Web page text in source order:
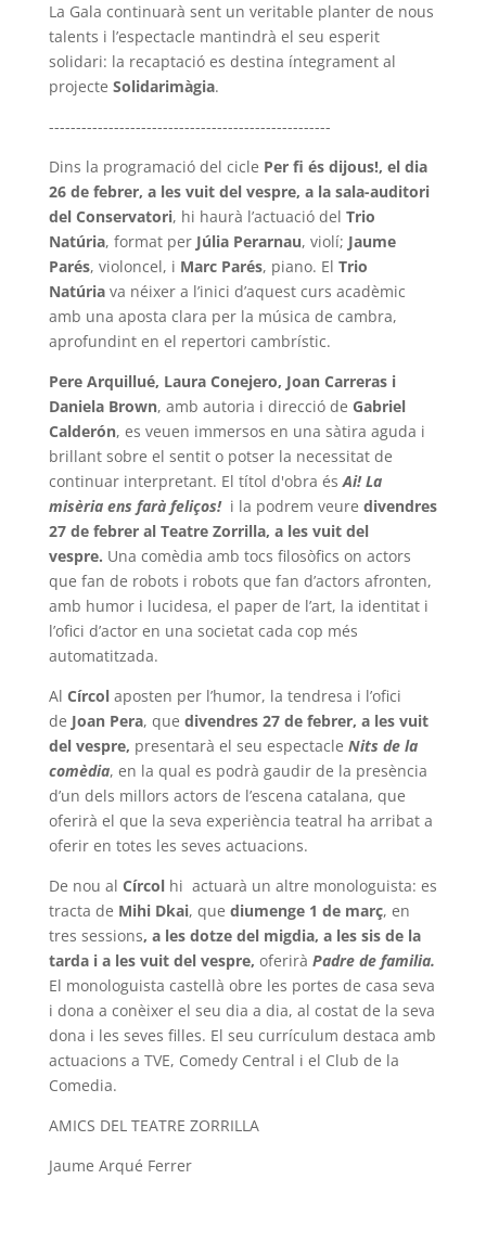
La Gala continuarà sent un veritable planter de nous
talents i l’espectacle mantindrà el seu esperit
solidari: la recaptació es destina íntegrament al
projecte Solidarimàgia.
----------------------------------------------------
Dins la programació del cicle Per fi és dijous!, el dia
26 de febrer, a les vuit del vespre, a la sala-auditori
del Conservatori, hi haurà l’actuació del Trio
Natúria, format perJúlia Perarnau, violí; Jaume
Parés, violoncel, i Marc Parés, piano. El Trio
Natúria va néixer a l’inici d’aquest curs acadèmic
amb una aposta clara per la música de cambra,
aprofundint en el repertori cambrístic.
Pere Arquillué, Laura Conejero, Joan Carreras i
Daniela Brown, amb autoria i direcció de Gabriel
Calderón, es veuen immersos en una sàtira aguda i
brillant sobre el sentit o potser la necessitat de
continuar interpretant. El títol d'obra ésAi! La
misèria ens farà feliços!i la podrem veure divendres
27 de febrer al Teatre Zorrilla, a les vuit del
vespre. Una comèdia amb tocs filosòfics on actors
que fan de robots i robots que fan d’actors afronten,
amb humor i lucidesa, el paper de l’art, la identitat i
l’ofici d’actor en una societat cada cop més
automatitzada.
Al Círcolaposten per l’humor, la tendresa i l’ofici
de Joan Pera, que divendres 27 de febrer, a les vuit
del vespre, presentarà el seu espectacle Nits de la
comèdia, en la qual es podrà gaudir de la presència
d’un dels millors actors de l’escena catalana, que
oferirà el que la seva experiència teatral ha arribat a
oferir en totes les seves actuacions.
De nou al Círcol hi actuarà un altre monologuista: es
tracta de Mihi Dkai, que diumenge 1 de març, en
tres sessions, a les dotze del migdia, a les sis de la
tarda i a les vuit del vespre, oferirà Padre de familia.
El monologuista castellà obre les portes de casa seva
i dona a conèixer el seu dia a dia, al costat de la seva
dona i les seves filles. El seu currículum destaca amb
actuacions a TVE, Comedy Central i el Club de la
Comedia.
AMICS DEL TEATRE ZORRILLA
Jaume Arqué Ferrer